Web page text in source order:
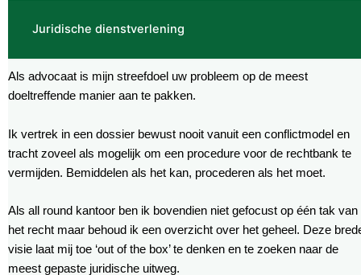
Juridische dienstverlening
Als advocaat is mijn streefdoel uw probleem op de meest
doeltreffende manier aan te pakken.
Ik vertrek in een dossier bewust nooit vanuit een conflictmodel en
tracht zoveel als mogelijk om een procedure voor de rechtbank te
vermijden. Bemiddelen als het kan, procederen als het moet.
Als all round kantoor ben ik bovendien niet gefocust op één tak van
het recht maar behoud ik een overzicht over het geheel. Deze
visie laat mij toe ‘out of the box’ te denken en te zoeken naar de
meest gepaste juridische uitweg.